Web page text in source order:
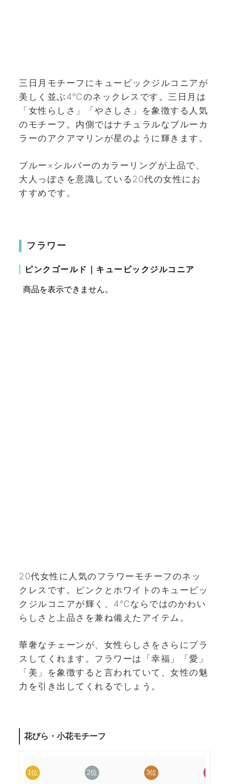
三日月モチーフにキュービックジルコニアが
美しく並ぶ4℃のネックレスです。三日月は
「女性らしさ」「やさしさ」を象徴する人気
のモチーフ。内側ではナチュラルなブルーカ
ラーのアクアマリンが星のように輝きます。
ブルー×シルバーのカラーリングが上品で、
大人っぽさを意識している20代の女性にお
すすめです。
フラワー
ピンクゴールド｜キュービックジルコニア
20代女性に人気のフラワーモチーフのネッ
クレスです。ピンクとホワイトのキュービッ
クジルコニアが輝く、4℃ならではのかわい
らしさと上品さを兼ね備えたアイテム。
華奢なチェーンが、女性らしさをさらにプラ
スしてくれます。フラワーは「幸福」「愛」
「美」を象徴すると言われていて、女性の魅
力を引き出してくれるでしょう。